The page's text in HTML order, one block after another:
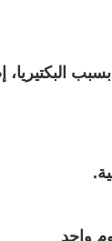
البكتيريا،